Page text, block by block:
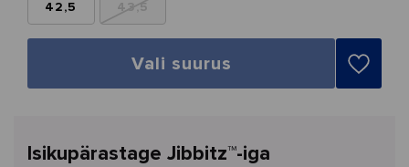
42,5 43,5
Vali suurus
Isikupärastage Jibbitz™-iga